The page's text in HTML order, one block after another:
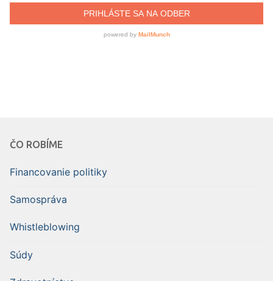
ČO ROBÍME
Financovanie politiky
Samospráva
Whistleblowing
Súdy